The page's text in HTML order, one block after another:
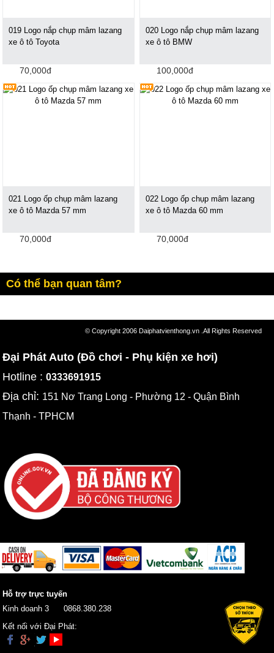
019 Logo nắp chụp mâm lazang
xe ô tô Toyota
70,000đ
020 Logo nắp chụp mâm lazang
xe ô tô BMW
100,000đ
021 Logo ốp chụp mâm lazang
xe ô tô Mazda 57 mm
70,000đ
022 Logo ốp chụp mâm lazang
xe ô tô Mazda 60 mm
70,000đ
Có thể bạn quan tâm?
© Copyright 2006 Daiphatvienthong.vn .All Rights Reserved
Đại Phát Auto (Đồ chơi - Phụ kiện xe hơi)
Hotline :0333691915
Địa chỉ: 151 Nơ Trang Long - Phường 12 - Quận Bình
Thạnh - TPHCM
Hỗ trợ trực tuyến
Kinh doanh 3
0868.380.238
Kết nối với Đại Phát: